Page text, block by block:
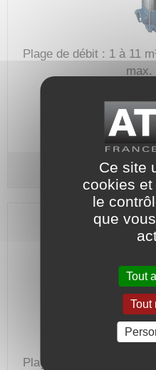
Plage de débit : 1 à 11
max.
Prix : 1 229,60
Multicellulaire
Monophasée 230 V
Plage de débit : 1 à 11
Ce site
cookies
le
que
Tout
Tout